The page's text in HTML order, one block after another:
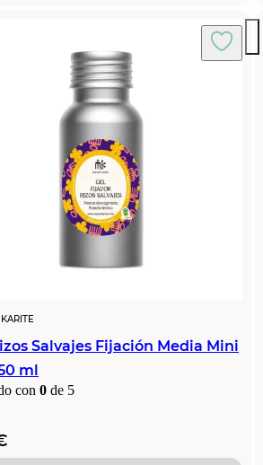
Salvajes Fijación Media Mini
ml
con 0 de 5